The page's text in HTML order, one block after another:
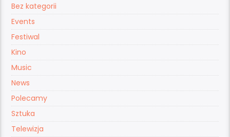
Bez kategorii
Events
Festiwal
Kino
Music
News
Polecamy
Sztuka
Telewizja